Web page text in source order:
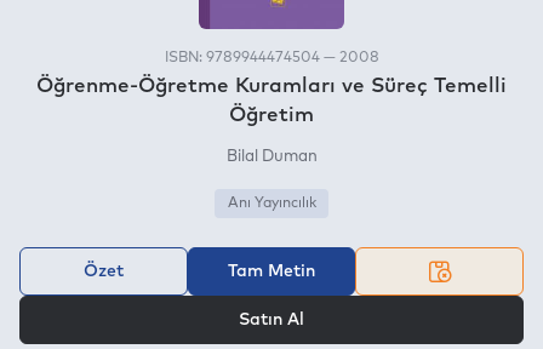
ISBN: 9789944474504 — 2008
Öğrenme-Öğretme Kuramları ve Süreç Temelli
Öğretim
Bilal Duman
Anı Yayıncılık
Özet Tam Metin
Satın Al